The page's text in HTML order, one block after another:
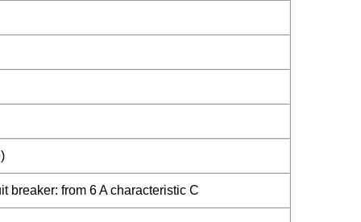
breaker: from 6 A characteristic C